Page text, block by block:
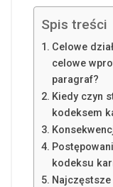
Spis treści
Celowe
celowe
paragraf?
Kiedy czyn
kodeksem
kodeksu